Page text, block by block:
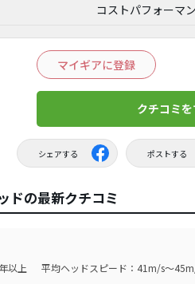
コストパフォーマ
マイギアに登録
クチコミ
シェアする ポストする
ドの最新クチコミ
以上 平均ヘッドスピード：41m/s～